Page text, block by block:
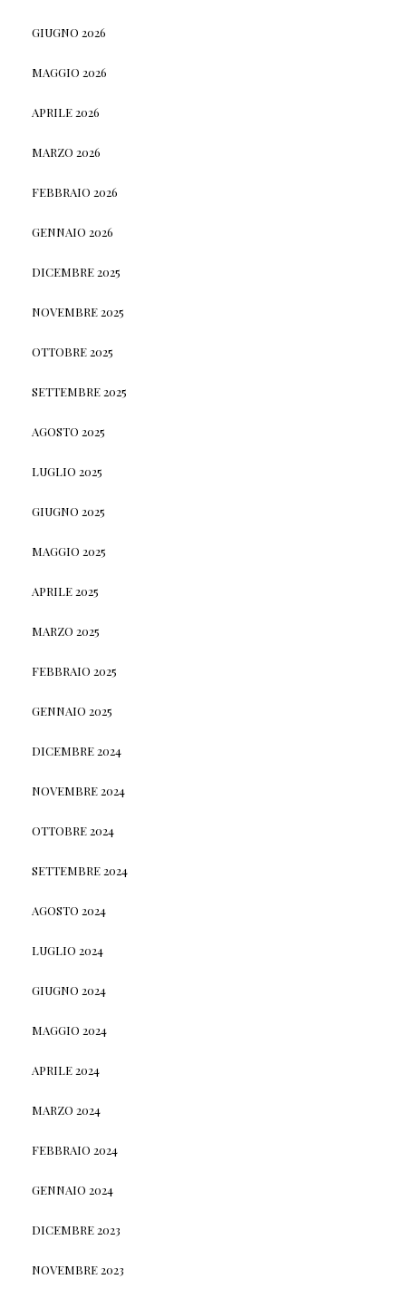
GIUGNO 2026
MAGGIO 2026
APRILE 2026
MARZO 2026
FEBBRAIO 2026
GENNAIO 2026
DICEMBRE 2025
NOVEMBRE 2025
OTTOBRE 2025
SETTEMBRE 2025
AGOSTO 2025
LUGLIO 2025
GIUGNO 2025
MAGGIO 2025
APRILE 2025
MARZO 2025
FEBBRAIO 2025
GENNAIO 2025
DICEMBRE 2024
NOVEMBRE 2024
OTTOBRE 2024
SETTEMBRE 2024
AGOSTO 2024
LUGLIO 2024
GIUGNO 2024
MAGGIO 2024
APRILE 2024
MARZO 2024
FEBBRAIO 2024
GENNAIO 2024
DICEMBRE 2023
NOVEMBRE 2023